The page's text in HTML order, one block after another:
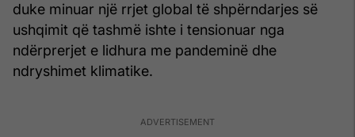
duke minuar një rrjet global të shpërndarjes së
ushqimit që tashmë ishte i tensionuar nga
ndërprerjet e lidhura me pandeminë dhe
ndryshimet klimatike.